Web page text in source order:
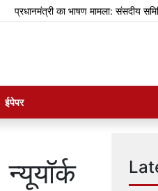
प्रधानमंत्री का भाषण मामला: संसदीय समिति
ईपेपर